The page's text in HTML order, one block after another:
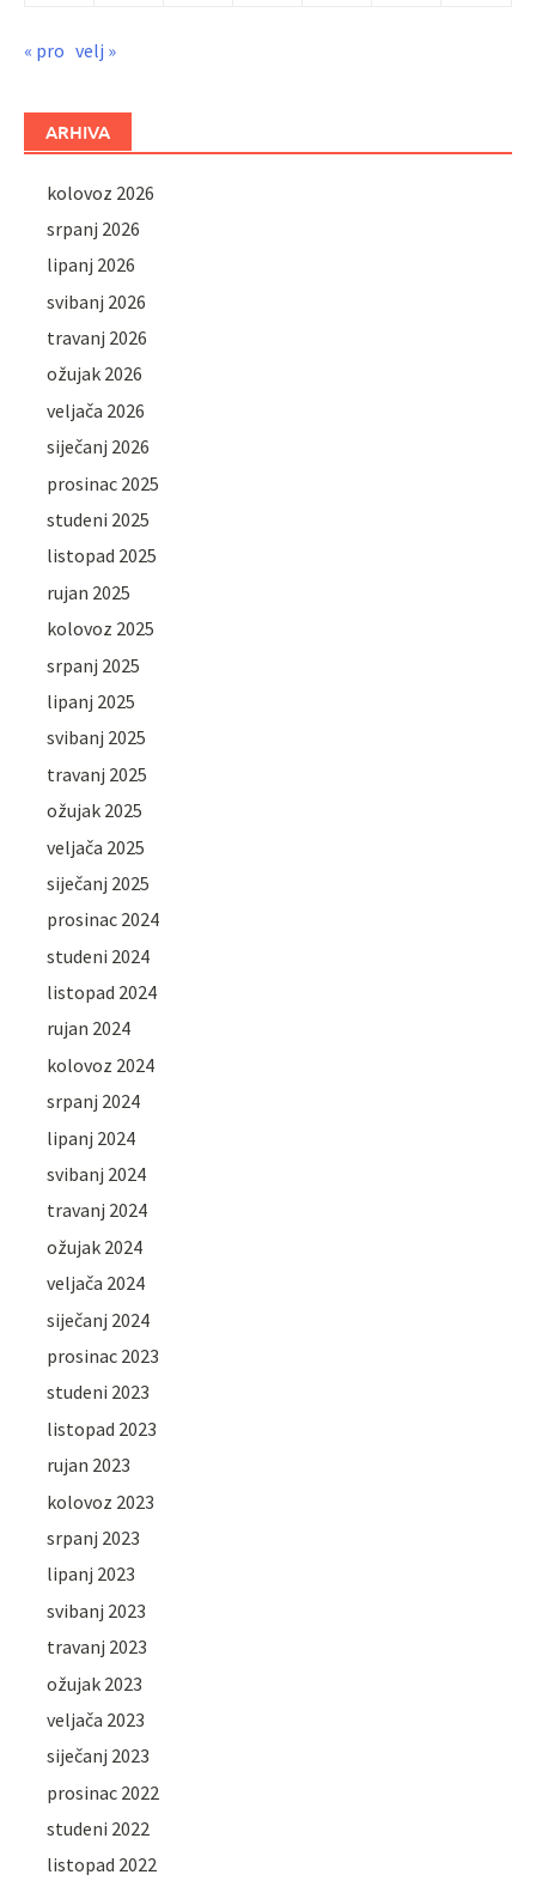
« pro velj »
ARHIVA
kolovoz 2026
srpanj 2026
lipanj 2026
svibanj 2026
travanj 2026
ožujak 2026
veljača 2026
siječanj 2026
prosinac 2025
studeni 2025
listopad 2025
rujan 2025
kolovoz 2025
srpanj 2025
lipanj 2025
svibanj 2025
travanj 2025
ožujak 2025
veljača 2025
siječanj 2025
prosinac 2024
studeni 2024
listopad 2024
rujan 2024
kolovoz 2024
srpanj 2024
lipanj 2024
svibanj 2024
travanj 2024
ožujak 2024
veljača 2024
siječanj 2024
prosinac 2023
studeni 2023
listopad 2023
rujan 2023
kolovoz 2023
srpanj 2023
lipanj 2023
svibanj 2023
travanj 2023
ožujak 2023
veljača 2023
siječanj 2023
prosinac 2022
studeni 2022
listopad 2022